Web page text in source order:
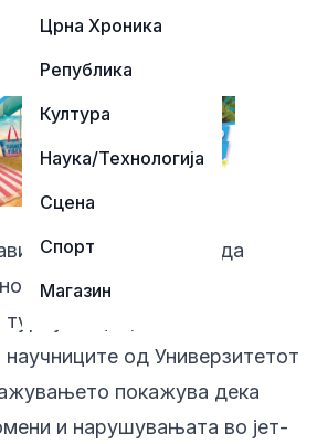
Црна Хроника
Република
Култура
Наука/Технологија
Сцена
Спорт
Магазин
во иднина може да
поопасни поради се
од Универзитетот
покажува дека
и нарушувањата во јет-